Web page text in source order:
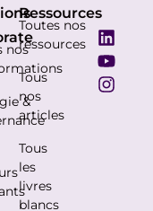
nos
&
Ressources
Toutes nos
ressources
Tous
nos
articles
Tous
les
livres
blancs